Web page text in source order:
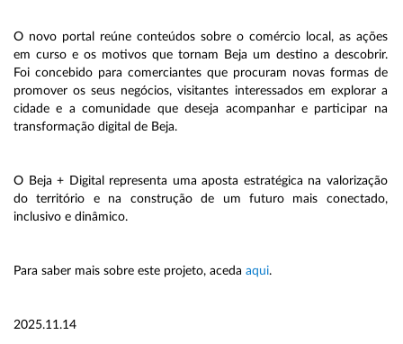
O novo portal reúne conteúdos sobre o comércio local, as ações
em curso e os motivos que tornam Beja um destino a descobrir.
Foi concebido para comerciantes que procuram novas formas de
promover os seus negócios, visitantes interessados em explorar a
cidade e a comunidade que deseja acompanhar e participar na
transformação digital de Beja.
O Beja + Digital representa uma aposta estratégica na valorização
do território e na construção de um futuro mais conectado,
inclusivo e dinâmico.
Para saber mais sobre este projeto, aceda aqui.
2025.11.14